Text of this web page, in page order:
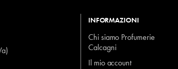
INFORMAZIONI
Chi siamo Profumerie
Calcagni
Il mio account